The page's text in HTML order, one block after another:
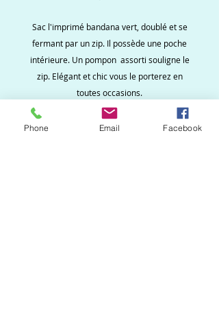
Sac l'imprimé bandana vert, doublé et se
fermant par un zip. Il possède une poche
intérieure. Un pompon assorti souligne le
zip. Elégant et chic vous le porterez en
toutes occasions.
Phone Email Facebook